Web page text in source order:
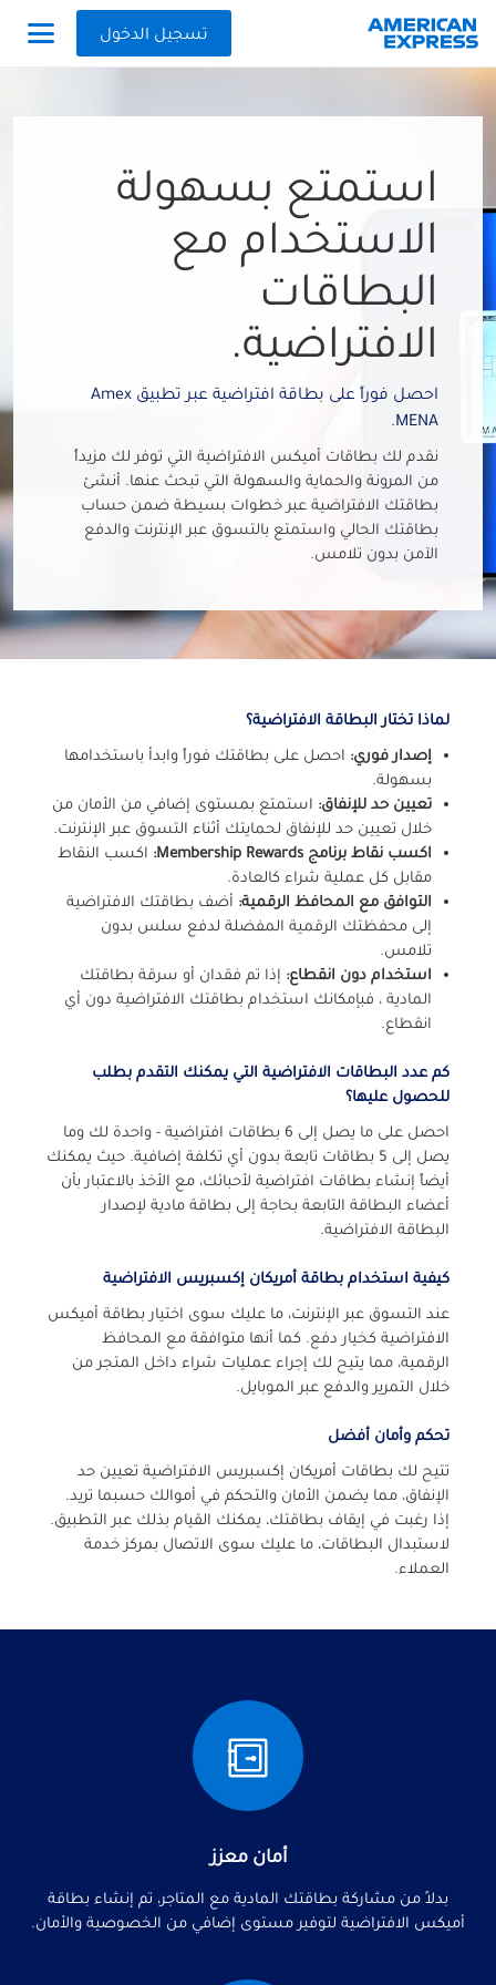
تسجيل الدخول
استمتع بسهولة
الاستخدام مع
البطاقات
الافتراضية.
احصل فوراً على بطاقة افتراضية عبر تطبيق Amex
MENA.
نقدم لك بطاقات أميكس الافتراضية التي توفر لك مزيداً
من المرونة والحماية والسهولة التي تبحث عنها. أنشئ
بطاقتك الافتراضية عبر خطوات بسيطة ضمن حساب
بطاقتك الحالي واستمتع بالتسوق عبر الإنترنت والدفع
الآمن بدون تلامس.
لماذا تختار البطاقة الافتراضية؟
إصدار فوري: احصل على بطاقتك فوراً وابدأ باستخدامها
بسهولة.
تعيين حد للإنفاق: استمتع بمستوى إضافي من الأمان من
خلال تعيين حد للإنفاق لحمايتك أثناء التسوق عبر الإنترنت.
اكسب نقاط برنامج Membership Rewards:
اكسب النقاط
مقابل كل عملية شراء كالعادة.
التوافق مع المحافظ الرقمية: أضف بطاقتك الافتراضية
إلى محفظتك الرقمية المفضلة لدفع سلس بدون
تلامس.
استخدام دون انقطاع: إذا تم فقدان أو سرقة بطاقتك
المادية ، فبإمكانك استخدام بطاقتك الافتراضية دون أي
انقطاع.
كم عدد البطاقات الافتراضية التي يمكنك التقدم بطلب
للحصول عليها؟
احصل على ما يصل إلى 6 بطاقات افتراضية - واحدة لك وما
يصل إلى 5 بطاقات تابعة بدون أي تكلفة إضافية. حيث يمكنك
أيضاً إنشاء بطاقات افتراضية لأحبائك، مع الأخذ بالاعتبار بأن
أعضاء البطاقة التابعة بحاجة إلى بطاقة مادية لإصدار
البطاقة الافتراضية.
كيفية استخدام بطاقة أمريكان إكسبريس الافتراضية
عند التسوق عبر الإنترنت، ما عليك سوى اختيار بطاقة أميكس
الافتراضية كخيار دفع. كما أنها متوافقة مع المحافظ
الرقمية، مما يتيح لك إجراء عمليات شراء داخل المتجر من
خلال التمرير والدفع عبر الموبايل.
تحكم وأمان أفضل
تتيح لك بطاقات أمريكان إكسبريس الافتراضية تعيين حد
الإنفاق، مما يضمن الأمان والتحكم في أموالك حسبما تريد.
إذا رغبت في إيقاف بطاقتك، يمكنك القيام بذلك عبر التطبيق.
لاستبدال البطاقات، ما عليك سوى الاتصال بمركز خدمة
العملاء.
أمان معزز
بدلاً من مشاركة بطاقتك المادية مع المتاجر، تم إنشاء بطاقة
أميكس الافتراضية لتوفير مستوى إضافي من الخصوصية والأمان.